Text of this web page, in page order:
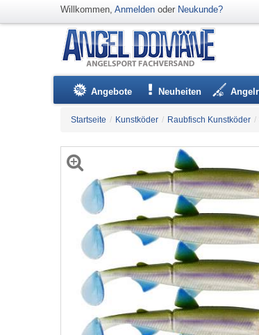
Willkommen, Anmelden oder Neukunde?
Angebote Neuheiten
Startseite / Kunstköder / Raubfisch Kunstköder /